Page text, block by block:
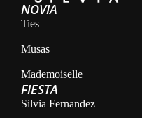
NOVIA
Ties
Musas
Mademoiselle
FIESTA
Silvia Fernandez